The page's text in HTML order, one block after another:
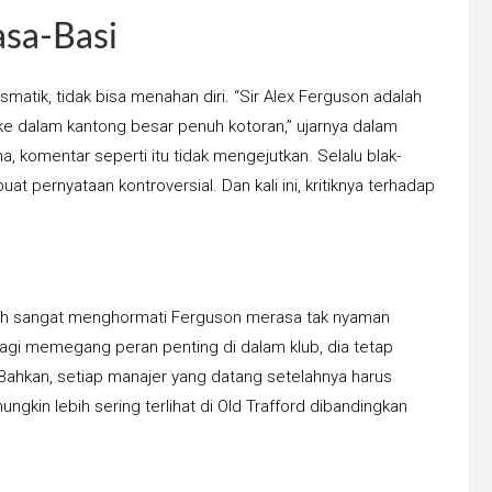
Basi
tidak bisa menahan diri. “Sir Alex Ferguson adalah
dalam kantong besar penuh kotoran,” ujarnya dalam
komentar seperti itu tidak mengejutkan. Selalu blak-
pernyataan kontroversial. Dan kali ini, kritiknya terhadap
sangat menghormati Ferguson merasa tak nyaman
memegang peran penting di dalam klub, dia tetap
setiap manajer yang datang setelahnya harus
lebih sering terlihat di Old Trafford dibandingkan